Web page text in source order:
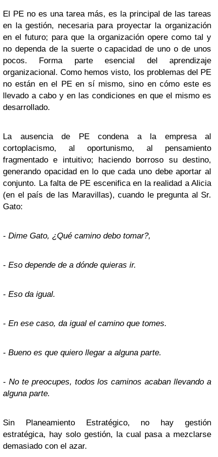
El PE no es una tarea más, es la principal de las tareas
en la gestión, necesaria para proyectar la organización
en el futuro; para que la organización opere como tal y
no dependa de la suerte o capacidad de uno o de unos
pocos. Forma parte esencial del aprendizaje
organizacional. Como hemos visto, los problemas del PE
no están en el PE en sí mismo, sino en cómo este es
llevado a cabo y en las condiciones en que el mismo es
desarrollado.
La ausencia de PE condena a la empresa al
cortoplacismo, al oportunismo, al pensamiento
fragmentado e intuitivo; haciendo borroso su destino,
generando opacidad en lo que cada uno debe aportar al
conjunto. La falta de PE escenifica en la realidad a Alicia
(en el país de las Maravillas), cuando le pregunta al Sr.
Gato:
- Dime Gato, ¿Qué camino debo tomar?,
- Eso depende de a dónde quieras ir.
- Eso da igual.
- En ese caso, da igual el camino que tomes.
- Bueno es que quiero llegar a alguna parte.
- No te preocupes, todos los caminos acaban llevando a
alguna parte.
Sin Planeamiento Estratégico, no hay gestión
estratégica, hay solo gestión, la cual pasa a mezclarse
demasiado con el azar.